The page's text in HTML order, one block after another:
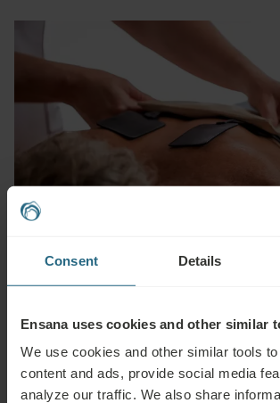
Consent Details
Ensana uses cookies and other similar
We use cookies and other similar tools
content and ads, provide social media
analyze our traffic. We also share
Pytania